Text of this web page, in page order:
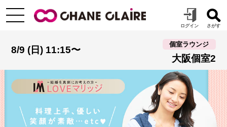
8/9 (日) 11:15〜
個室ラウンジ
大阪個室2